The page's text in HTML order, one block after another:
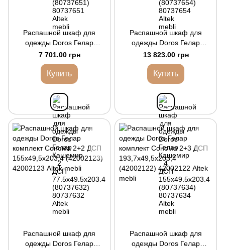
Распашной шкаф для
одежды Doros Гелар
Кашемир 2 ДСП
77.5х49.5х203.4 (80737632)
7 701.00 грн
Купить
Распашной шкаф для
одежды Doros Гелар
Кашемир 4 ДСП
155х49.5х203.4 (80737634)
13 823.00 грн
Купить
Распашной шкаф для
одежды Doros Гелар
Распашной шкаф для
одежды Doros Гелар